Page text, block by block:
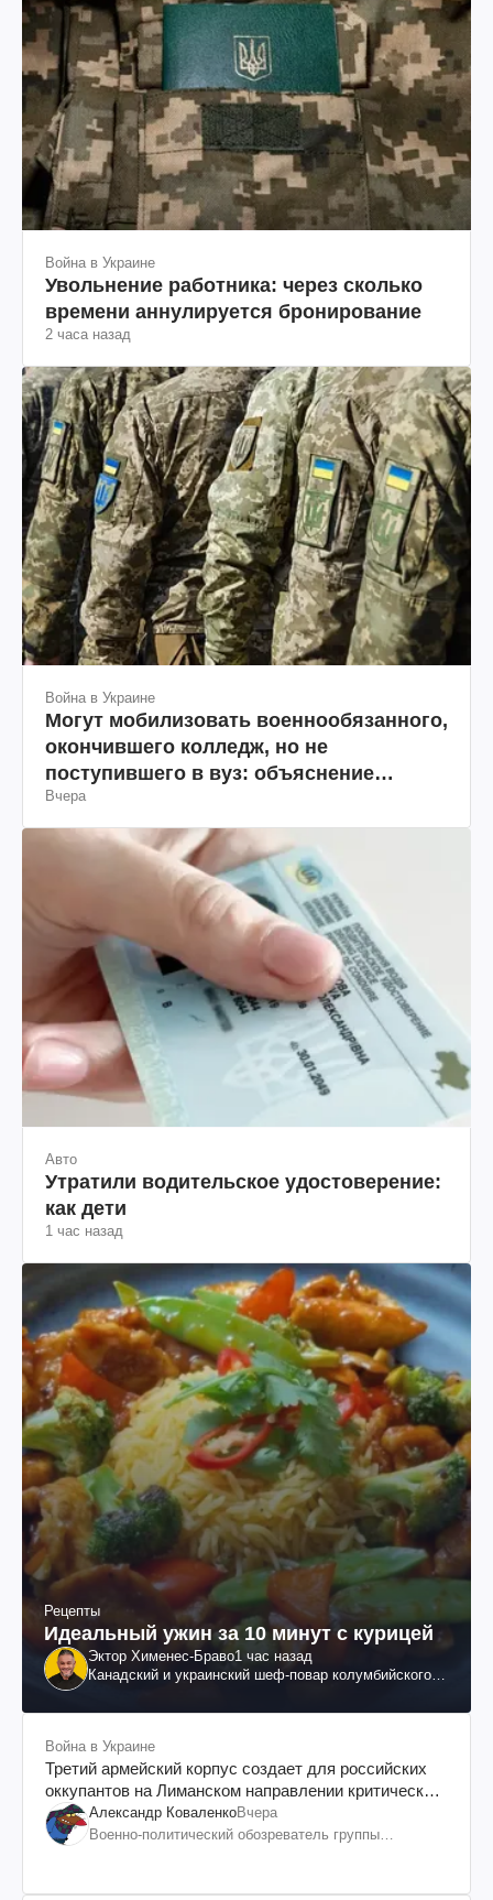
Война в Украине
Увольнение работника: через сколько
времени аннулируется бронирование
2 часа назад
Война в Украине
Могут мобилизовать военнообязанного,
окончившего колледж, но не
поступившего в вуз: объяснение
юриста
Вчера
Авто
Утратили водительское удостоверение:
как дети
1 час назад
Рецепты
Идеальный ужин за 10 минут с курицей
Эктор Хименес-Браво1 час назад
Канадский и украинский шеф-повар колумбийского
Война в Украине
Третий армейский корпус создает для российских
оккупантов на Лиманском направлении критический
дискомфорт: как это удалось
Александр КоваленкоВчера
Военно-политический обозреватель группы